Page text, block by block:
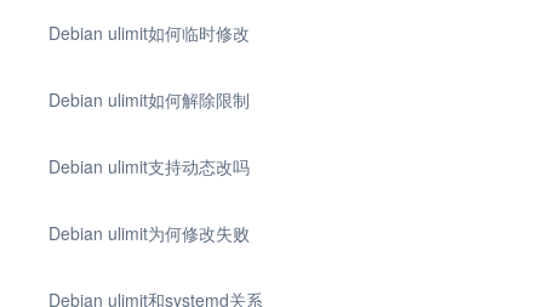
Debian ulimit如何临时修改
Debian ulimit如何解除限制
Debian ulimit支持动态改吗
Debian ulimit为何修改失败
Debian ulimit和systemd关系